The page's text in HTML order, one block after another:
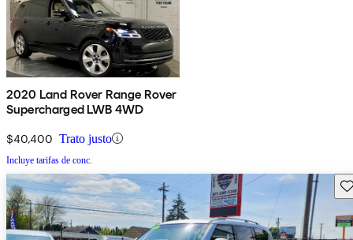
2020 Land Rover Range Rover
Supercharged LWB 4WD
$40,400 Trato justo
Incluye tarifas de conc.